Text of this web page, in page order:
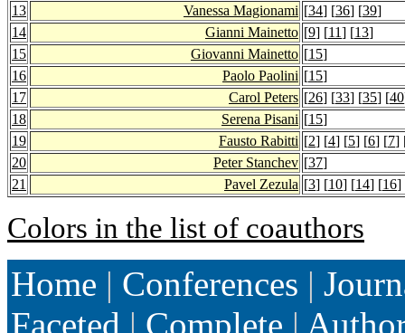
13
Vanessa Magionami [34] [36] [39]
14
Gianni Mainetto [9] [11] [13]
15
Giovanni Mainetto [15]
16
Paolo Paolini [15]
17
Carol Peters [26] [33] [35] [40
18
Serena Pisani [15]
19
Fausto Rabitti [2] [4] [5] [6] [7]
20
Peter Stanchev [37]
21
Pavel Zezula [3] [10] [14] [16]
Colors in the list of coauthors
Home | Conferences |
Faceted | Complete |